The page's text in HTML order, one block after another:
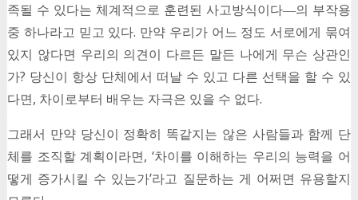
족될 수 있다는 체계적으로 훈련된 사고방식이다―의 부작용
중 하나라고 믿고 있다. 만약 우리가 어느 정도 서로에게 묶여
있지 않다면 우리의 의견이 다르든 말든 나에게 무슨 상관인
가? 당신이 항상 단체에서 떠날 수 있고 다른 선택을 할 수 있
다면, 차이로부터 배우는 자극은 있을 수 없다.
그래서 만약 당신이 정확히 똑같지는 않은 사람들과 함께 단
체를 조직할 계획이라면, ‘차이를 이해하는 우리의 능력을 어
떻게 증가시킬 수 있는가’라고 질문하는 게 어쩌면 유용할지